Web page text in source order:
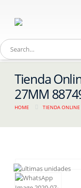
Tienda
27MM
HOME TIENDA ONLINE